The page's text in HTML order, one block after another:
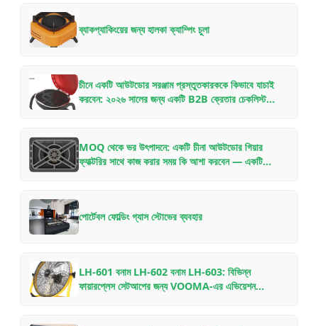
ব্যাকপ্যাকিংয়ের জন্য হালকা ক্যাম্পিং চুলা
চীনে একটি আউটডোর সরঞ্জাম প্রস্তুতকারককে কিভাবে যাচাই
করবেন: ২০২৬ সালের জন্য একটি B2B ক্রেতার চেকলিস্ট
MOQ থেকে ভর উৎপাদনে: একটি চীনা আউটডোর গিয়ার
ফ্যাক্টরির সাথে কাজ করার সময় কি আশা করবেন — একটি
পোর্টেবল ফোল্ডিং গ্যাস স্টোভের ব্যবহার
LH-601 বনাম LH-602 বনাম LH-603: বিভিন্ন
ফায়ারপ্লেস সেটআপের জন্য VOOMA-এর এভিয়েশন